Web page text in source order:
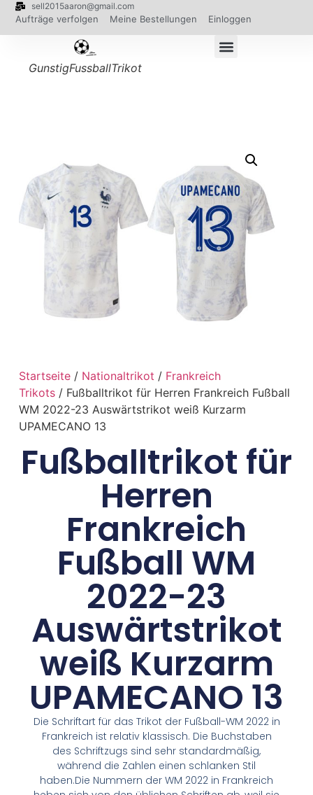
sell2015aaron@gmail.com
Aufträge verfolgen Meine Bestellungen Einloggen
GunstigFussballTrikot
Startseite/ Nationaltrikot / Frankreich
Trikots/ Fußballtrikot für Herren Frankreich Fußball
WM 2022-23 Auswärtstrikot weiß Kurzarm
UPAMECANO 13
Fußballtrikot für
Herren
Frankreich
Fußball WM
2022-23
Auswärtstrikot
weiß Kurzarm
UPAMECANO 13
Die Schriftart für das Trikot der Fußball-WM 2022 in
Frankreich ist relativ klassisch. Die Buchstaben
des Schriftzugs sind sehr standardmäßig,
während die Zahlen einen schlanken Stil
haben.Die Nummern der WM 2022 in Frankreich